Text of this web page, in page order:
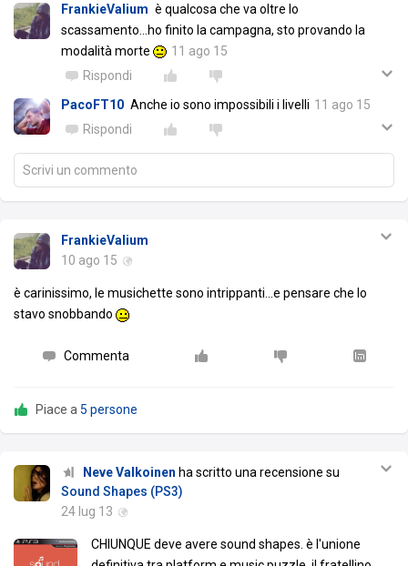
FrankieValium è qualcosa che va oltre lo
scassamento...ho finito la campagna, sto provando la
modalità morte
11 ago 15
Rispondi
PacoFT10 Anche io sono impossibili i livelli 11 ago 15
Rispondi
Scrivi un commento
FrankieValium
10 ago 15
è carinissimo, le musichette sono intrippanti…e pensare che lo
stavo snobbando
Commenta
Piace a 5 persone
Neve Valkoinen ha scritto una recensione su
Sound Shapes (PS3)
24 lug 13
CHIUNQUE deve avere sound shapes. è l'unione